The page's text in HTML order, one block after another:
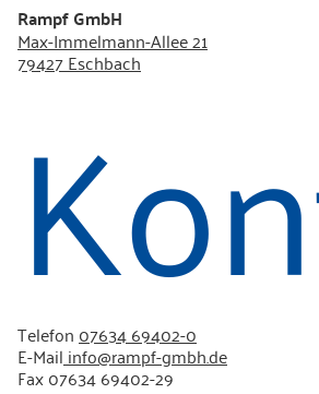
Rampf GmbH
Max-Immelmann-Allee 21
79427 Eschbach
Telefon 07634 69402-0
E-Mail info@rampf-gmbh.de
Fax 07634 69402-29